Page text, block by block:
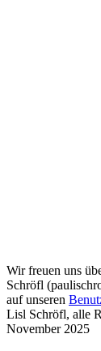
Wir freuen uns
Schröfl (pauli
auf unseren
Lisl Schröfl, alle
November 2025